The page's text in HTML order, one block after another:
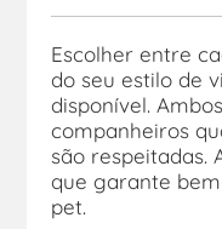
Escolher entre
do seu estilo de
disponível.
companheiros
são respeitadas.
que garante
pet.